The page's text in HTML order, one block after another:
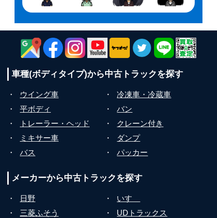
車種(ボディタイプ)から中古トラックを探す
・ ウイング車 ・
冷凍車・冷蔵車
・
平ボディ ・
バン
・
トレーラー・ヘッド ・
クレーン付き
・
ミキサー車 ・
ダンプ
・
バス ・ パッカー
メーカーから中古トラックを探す
・ 日野 ・
いすゞ
・
三菱ふそう ・ UDトラックス